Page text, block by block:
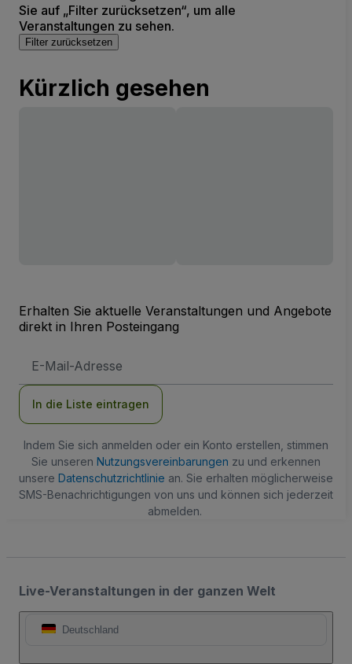
Sie auf „Filter zurücksetzen“, um alle
Veranstaltungen zu sehen.
Filter zurücksetzen
Kürzlich gesehen
Erhalten Sie aktuelle Veranstaltungen und Angebote
direkt in Ihren Posteingang
Mail-
In die Liste eintragen
Indem Sie sich anmelden oder ein Konto erstellen, stimmen
Sie unseren Nutzungsvereinbarungen zu und erkennen
unsere Datenschutzrichtlinie an. Sie erhalten möglicherweise
SMS-Benachrichtigungen von uns und können sich jederzeit
abmelden.
Live-Veranstaltungen in der ganzen Welt
Deutschland